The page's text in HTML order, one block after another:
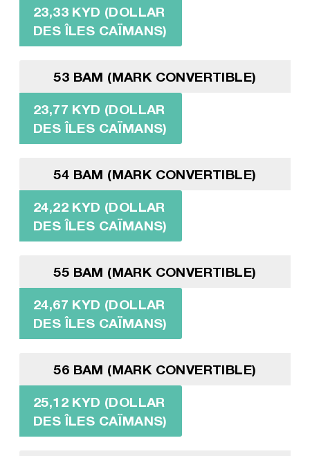
23,33 KYD (DOLLAR
DES ÎLES CAÏMANS)
53 BAM (MARK CONVERTIBLE)
23,77 KYD (DOLLAR
DES ÎLES CAÏMANS)
54 BAM (MARK CONVERTIBLE)
24,22 KYD (DOLLAR
DES ÎLES CAÏMANS)
55 BAM (MARK CONVERTIBLE)
24,67 KYD (DOLLAR
DES ÎLES CAÏMANS)
56 BAM (MARK CONVERTIBLE)
25,12 KYD (DOLLAR
DES ÎLES CAÏMANS)